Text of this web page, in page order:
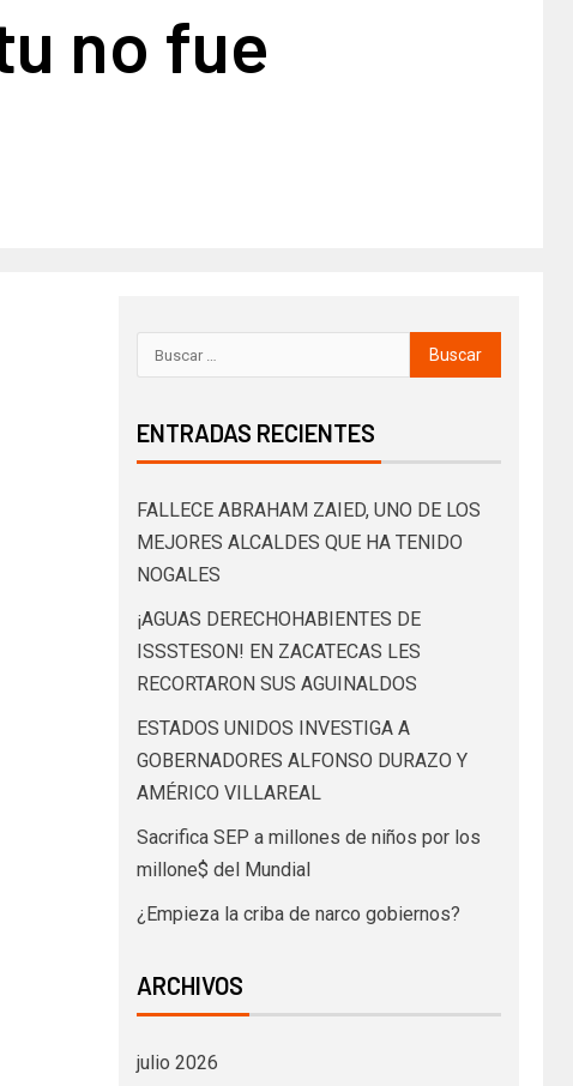
no fue
ENTRADAS RECIENTES
FALLECE ABRAHAM ZAIED, UNO DE LOS
MEJORES ALCALDES QUE HA TENIDO
NOGALES
¡AGUAS DERECHOHABIENTES DE
ISSSTESON! EN ZACATECAS LES
RECORTARON SUS AGUINALDOS
ESTADOS UNIDOS INVESTIGA A
GOBERNADORES ALFONSO DURAZO Y
AMÉRICO VILLAREAL
Sacrifica SEP a millones de niños por los
millone$ del Mundial
¿Empieza la criba de narco gobiernos?
ARCHIVOS
julio 2026